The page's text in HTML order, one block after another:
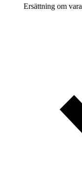
Ersättning om